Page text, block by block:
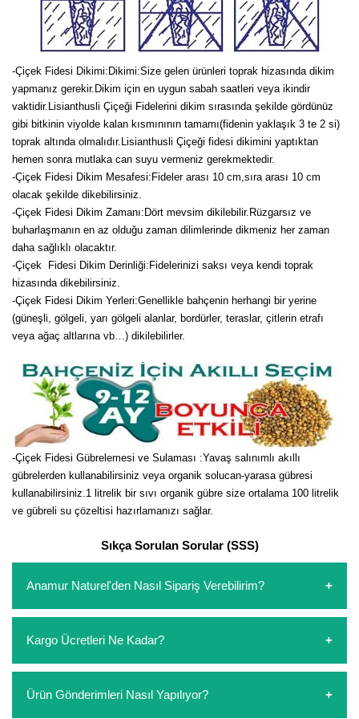
-Çiçek Fidesi Dikimi: Dikimi:Size gelen ürünleri toprak hizasında dikim
yapmanız gerekir.Dikim için en uygun sabah saatleri veya ikindir
vaktidir.Lisianthusli Çiçeği Fidelerini dikim sırasında şekilde gördünüz
gibi bitkinin viyolde kalan kısmınının tamamı(fidenin yaklaşık 3 te 2 si)
toprak altında olmalıdır.Lisianthusli Çiçeği fidesi dikimini yaptıktan
hemen sonra mutlaka can suyu vermeniz gerekmektedir.
-Çiçek Fidesi Dikim Mesafesi:Fideler arası 10 cm,sıra arası 10 cm
olacak şekilde dikebilirsiniz.
-Çiçek Fidesi Dikim Zamanı:Dört mevsim dikilebilir.Rüzgarsız ve
buharlaşmanın en az olduğu zaman dilimlerinde dikmeniz her zaman
daha sağlıklı olacaktır.
-Çiçek Fidesi Dikim Derinliği:Fidelerinizi saksı veya kendi toprak
hizasında dikebilirsiniz.
-Çiçek Fidesi Dikim Yerleri:Genellikle bahçenin herhangi bir yerine
(güneşli, gölgeli, yarı gölgeli alanlar, bordürler, teraslar, çitlerin etrafı
veya ağaç altlarına vb…) dikilebilirler.
-Çiçek Fidesi Gübrelemesi ve Sulaması :Yavaş salınımlı akıllı
gübrelerden kullanabilirsiniz veya organik solucan-yarasa gübresi
kullanabilirsiniz.1 litrelik bir sıvı organik gübre size ortalama 100 litrelik
ve gübreli su çözeltisi hazırlamanızı sağlar.
Sıkça Sorulan Sorular (SSS)
Anamur Naturel'den Nasıl Sipariş Verebilirim?
oluşturarak,iletişim numaralarımızdan bizi arayarak veya
whatsapp hattımızdan bizlere isteklerinizi yazarak sipariş
ödemelerini sipariş verdikten sonra havale/eft veya sipariş
Kargo Ücretleri Ne Kadar?
etmeyin diye 1500 lira ve üzerindeki siparişlerinizde
kargoyu biz karşılıyoruz. 1500 Lira altında kalan
Ürün Gönderimleri Nasıl Yapılıyor?